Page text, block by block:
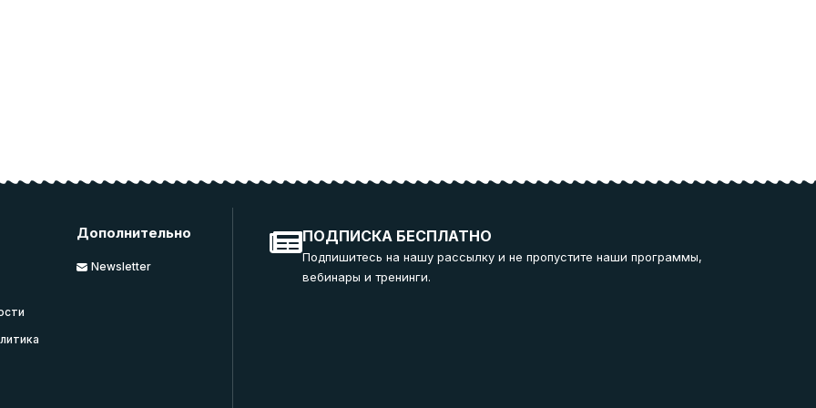
Дополнительно
Newsletter
ПОДПИСКА БЕСПЛАТНО
Подпишитесь на нашу рассылку и не пропустите наши программы,
вебинары и тренинги.